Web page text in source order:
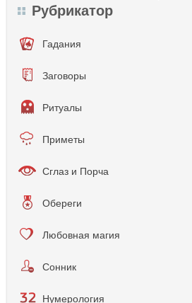
Рубрикатор
Гадания
Заговоры
Ритуалы
Приметы
Сглаз и Порча
Обереги
Любовная магия
Сонник
Нумерология